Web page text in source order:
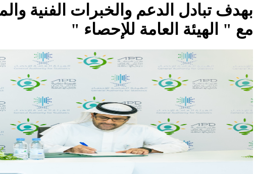
بهدف تبادل الدعم والخبرات الفنية
مع " الهيئة العامة للإحصاء "